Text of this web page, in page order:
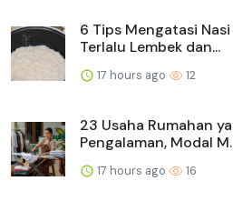
6 Tips Mengatasi
Terlalu Lembek dan...
17 hours ago 12
23 Usaha Rumahan
Pengalaman, Modal
17 hours ago 16